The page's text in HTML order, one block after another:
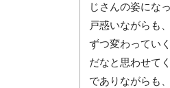
じさんの姿にな
戸惑いながらも
ずつ変わってい
だなと思わせて
でありながらも